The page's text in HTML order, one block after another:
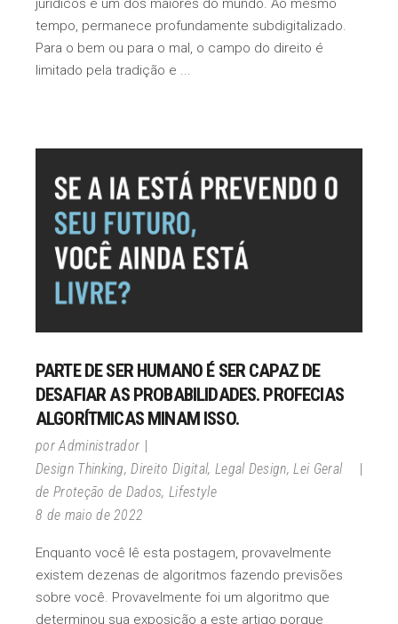
jurídicos é um dos maiores do mundo. Ao mesmo
tempo, permanece profundamente subdigitalizado.
Para o bem ou para o mal, o campo do direito é
limitado pela tradição e
PARTE DE SER HUMANO É SER CAPAZ DE
DESAFIAR AS PROBABILIDADES. PROFECIAS
ALGORÍTMICAS MINAM ISSO.
porAdministrador
Design Thinking,Direito Digital, Legal Design,Lei Geral
de Proteção de Dados,Lifestyle
8 de maio de 2022
Enquanto você lê esta postagem, provavelmente
existem dezenas de algoritmos fazendo previsões
sobre você. Provavelmente foi um algoritmo que
determinou sua exposição a este artigo porque